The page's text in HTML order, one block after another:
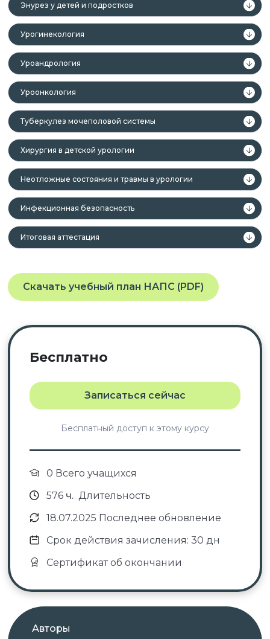
Энурез у детей и подростков
Урогинекология
Уроандрология
Уроонкология
Туберкулез мочеполовой системы
Хирургия в детской урологии
Неотложные состояния и травмы в урологии
Инфекционная безопасность
Итоговая аттестация
Скачать учебный план НАПС (PDF)
Бесплатно
Записаться сейчас
Бесплатный доступ к этому курсу
0 Всего учащихся
576ч. Длительность
18.07.2025 Последнее обновление
Срок действия зачисления: 30 дн
Сертификат об окончании
Авторы